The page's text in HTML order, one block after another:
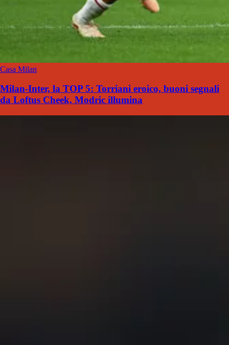
Casa Milan
Milan-Inter, la TOP 5: Torriani eroico, buoni segnali
da Loftus Cheek, Modric illumina